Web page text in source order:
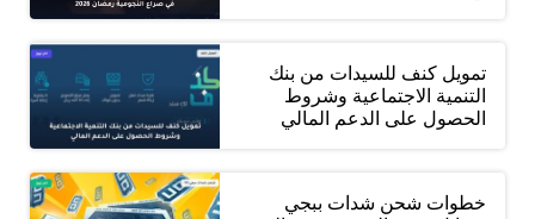
تمويل كنف للسيدات من بنك
التنمية الاجتماعية وشروط
الحصول على الدعم المالي
خطوات شحن شدات ببجي